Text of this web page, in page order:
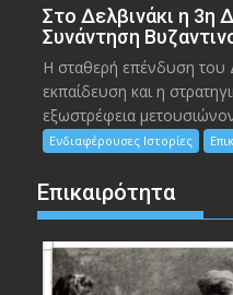
Στο Δελβινάκι η 3η
Συνάντηση
Η σταθερή επένδυση
εκπαίδευση και η
εξωστρέφεια
Ενδιαφέρουσες Ιστορίες
Επικαιρότητα